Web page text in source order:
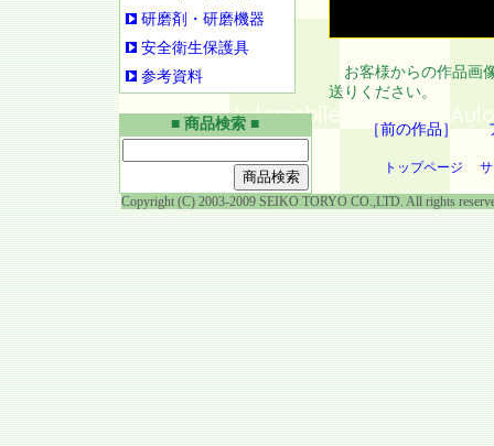
お客様からの作品画
送りください。
［前の作品］
トップページ
研磨剤・研磨機器
安全衛生保護具
参考資料
■ 商品検索 ■
Copyright (C) 2003-2009 SEIKO TORYO CO.,LTD. All rights